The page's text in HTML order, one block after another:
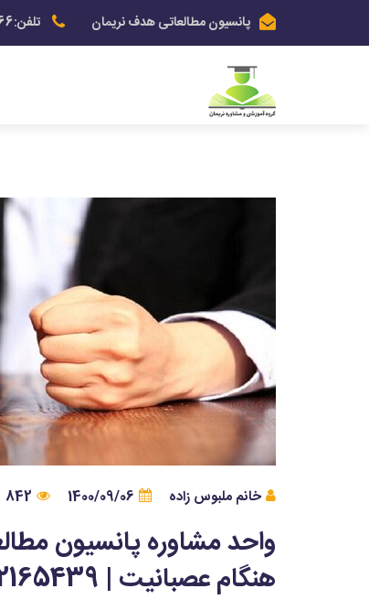
پانسیون مطالعاتی هدف نریمان تلفن:03136612866
خانم ملبوس زاده 1400/09/06
842
واحد مشاوره پانسیون
هنگام عصبانیت | 09132165439